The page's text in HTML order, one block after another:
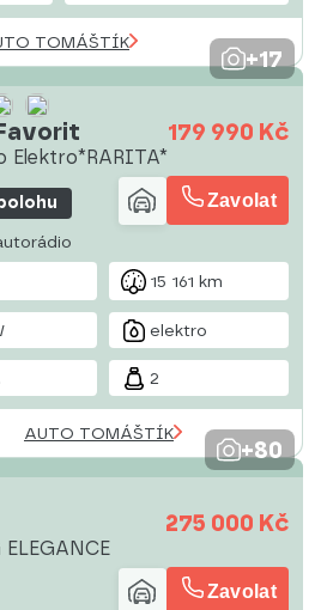
TOMÁŠTÍK
+17
Elektro*RARITA*
179 990 Kč
Zavolat
15 161 km
elektro
2
AUTO TOMÁŠTÍK
+80
275 000 Kč
Zavolat